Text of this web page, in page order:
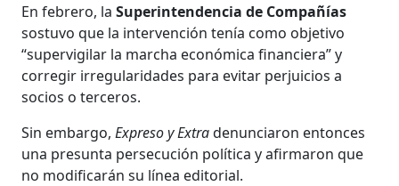
En febrero, laSuperintendencia de Compañías
sostuvo que la intervención tenía como objetivo
“supervigilar la marcha económica financiera” y
corregir irregularidades para evitar perjuicios a
socios o terceros.
Sin embargo,Expreso y Extradenunciaron entonces
una presunta persecución política y afirmaron que
no modificarán su línea editorial.